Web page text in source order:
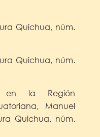
Quichua, núm.
Quichua, núm.
en la Región
Manuel
Quichua, núm.